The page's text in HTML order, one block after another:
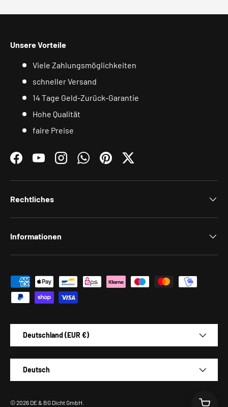
Unsere Vorteile
Viele Zahlungsmöglichkeiten
schneller Versand
14 Tage Geld-Zurück-Garantie
Hohe Qualität
faire Preise
FacebookYouTubeInstagramWhatsAppPinterestTwitter
Rechtliches
Informationen
Zahlungsmethoden
Deutschland (EUR €)
Deutsch
© 2026 DE & BG Dicht GmbH